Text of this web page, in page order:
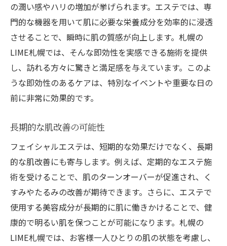
の潤い感やハリの増加が挙げられます。エステでは、専
門的な機器を用いて肌に必要な栄養成分を効率的に浸透
させることで、瞬時に肌の質感が向上します。札幌の
LIME札幌では、そんな即効性を実感できる施術を提供
し、訪れる方々に驚きと満足感を与えています。このよ
うな即効性のあるケアは、特別なイベントや重要な日の
前に非常に効果的です。
長期的な肌改善の可能性
フェイシャルエステは、短期的な効果だけでなく、長期
的な肌改善にも寄与します。例えば、定期的なエステ施
術を受けることで、肌のターンオーバーが促進され、く
すみやたるみの改善が期待できます。さらに、エステで
使用する美容成分が長期的に肌に働きかけることで、健
康的で明るい肌を保つことが可能になります。札幌の
LIME札幌では、お客様一人ひとりの肌の状態を考慮し、